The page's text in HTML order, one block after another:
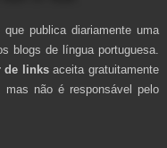
que publica diariamente uma
blogs de língua portuguesa.
de linksaceita gratuitamente
, mas não é responsável pelo